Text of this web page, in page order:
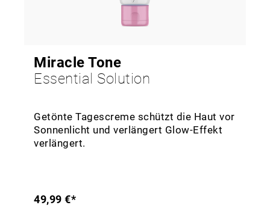
Miracle Tone
Essential Solution
Getönte Tagescreme schützt die Haut vor
Sonnenlicht und verlängert Glow-Effekt
verlängert.
49,99 €*